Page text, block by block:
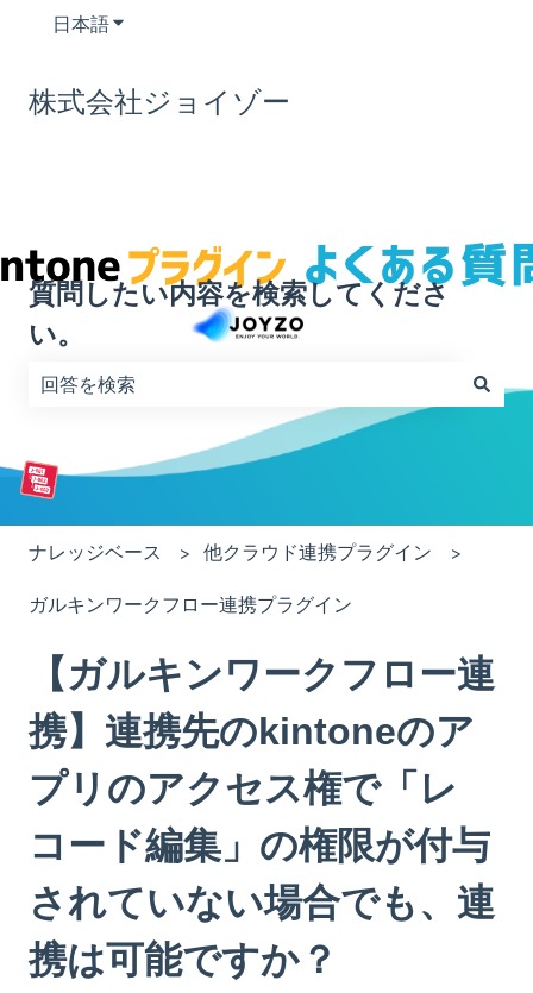
日本語翻訳のサブメニューを表示
株式会社ジョイゾー
質問したい内容を検索してくださ
い。
検索フィールドが空なので、候補はありません。
ナレッジベース 他クラウド連携プラグイン
ガルキンワークフロー連携プラグイン
【ガルキンワークフロー連
携】連携先のkintoneのア
プリのアクセス権で「レ
コード編集」の権限が付与
されていない場合でも、連
携は可能ですか？